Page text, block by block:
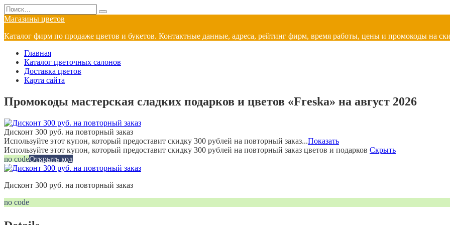
Перейти
к
содержанию
Search
for:
Магазины цветов
Каталог фирм по продаже цветов и букетов. Контактные данные, адреса, рейтинг фирм, время работы, цены и промокоды на
Главная
Каталог цветочных салонов
Доставка цветов
Карта сайта
Промокоды мастерская сладких подарков и цветов «Freska» на август 2026
Дисконт 300 руб. на повторный заказ
Используйте этот купон, который предоставит скидку 300 рублей на повторный заказ...Показать
Используйте этот купон, который предоставит скидку 300 рублей на повторный заказ цветов и подарков Скрыть
no codeОткрыть код
Дисконт 300 руб. на повторный заказ
no code